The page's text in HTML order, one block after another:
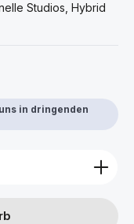
Studios, Hybrid
in dringenden
Wert ein